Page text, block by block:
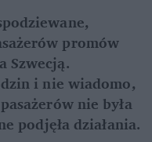
promów
Szwecją.
i nie wiadomo,
nie była
podjęła działania.